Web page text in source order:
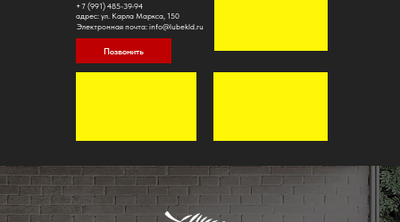
адрес: ул. Карла Маркса, 150
Позвонить
Электронная почта: info@lubekld.ru
+7 (991) 485-39-94